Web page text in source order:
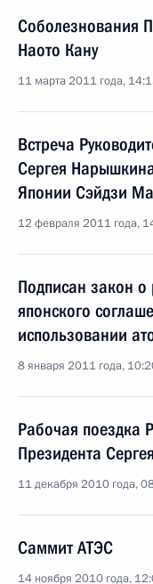
Соболезнования
Наото Кану
11 марта 2011 года,
Встреча
Сергея
Японии Сэйдзи
12 февраля 2011 года,
Подписан закон
японского
использовании
8 января 2011 года,
Рабочая поездка
Президента
11 декабря 2010 года,
Саммит АТЭС
14 ноября 2010 года,